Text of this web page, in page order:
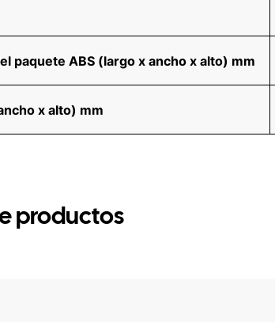
paquete ABS (largo x ancho x alto) mm
x alto) mm
productos